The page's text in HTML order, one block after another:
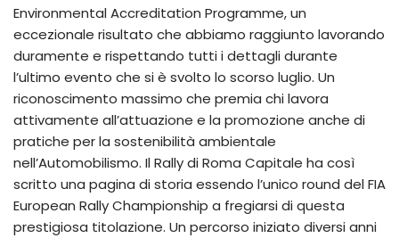
Environmental Accreditation Programme, un
eccezionale risultato che abbiamo raggiunto lavorando
duramente e rispettando tutti i dettagli durante
l’ultimo evento che si è svolto lo scorso luglio. Un
riconoscimento massimo che premia chi lavora
attivamente all’attuazione e la promozione anche di
pratiche per la sostenibilità ambientale
nell’Automobilismo. Il Rally di Roma Capitale ha così
scritto una pagina di storia essendo l’unico round del FIA
European Rally Championship a fregiarsi di questa
prestigiosa titolazione. Un percorso iniziato diversi anni